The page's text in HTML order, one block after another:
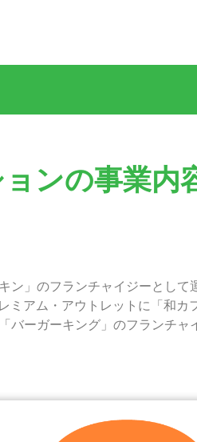
ンの事業内
」のフランチャイジーとして
ミアム・アウトレットに「和カ
バーガーキング」のフランチャ